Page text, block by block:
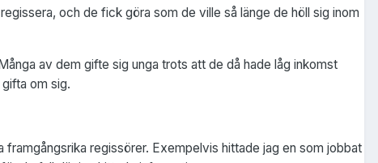
och de fick göra som de ville så länge de höll sig inom
av dem gifte sig unga trots att de då hade låg inkomst
om sig.
regissörer. Exempelvis hittade jag en som jobbat